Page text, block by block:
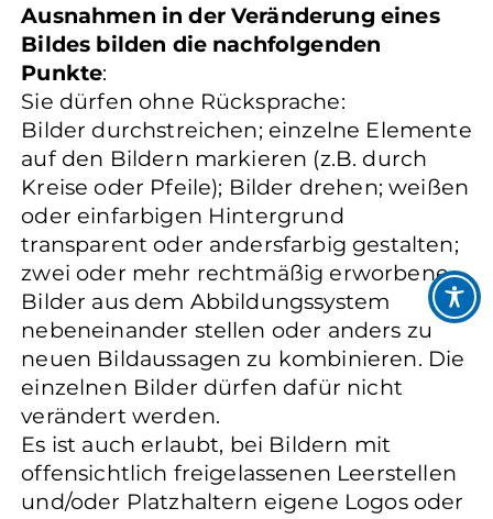
Ausnahmen in der Veränderung eines
Bildes bilden die nachfolgenden
Punkte:
Sie dürfen ohne Rücksprache:
Bilder durchstreichen; einzelne Elemente
auf den Bildern markieren (z.B. durch
Kreise oder Pfeile); Bilder drehen; weißen
oder einfarbigen Hintergrund
transparent oder andersfarbig gestalten;
zwei oder mehr rechtmäßig erworbene
Bilder aus dem Abbildungssystem
nebeneinander stellen oder anders zu
neuen Bildaussagen zu kombinieren. Die
einzelnen Bilder dürfen dafür nicht
verändert werden.
Es ist auch erlaubt, bei Bildern mit
offensichtlich freigelassenen Leerstellen
und/oder Platzhaltern eigene Logos oder